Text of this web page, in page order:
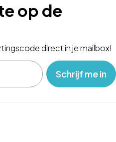
op de
direct in je mailbox!
‎ ‎ ‎ Schrijf me in‎ ‎ ‎ ‎